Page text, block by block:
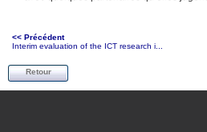
<< Précédent
Interim evaluation of the ICT research i...
Retour